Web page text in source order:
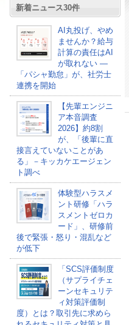
新着ニュース30件
AI丸投げ、やめ
ませんか？給与
計算の責任はAI
が取れない ―
「パシャ勤怠」が、社労士
連携を開始
【先輩エンジニ
ア本音調査
2026】約8割
が、「後輩に直
接言えていないことがあ
る」－キッカケエージェン
ト調べ
体験型ハラスメ
ント研修「ハラ
スメントゼロカ
ード」、研修前
後で緊張・怒り・混乱など
が低下
「SCS評価制度
（サプライチェ
ーンセキュリテ
ィ対策評価制
度）とは？取引先に求めら